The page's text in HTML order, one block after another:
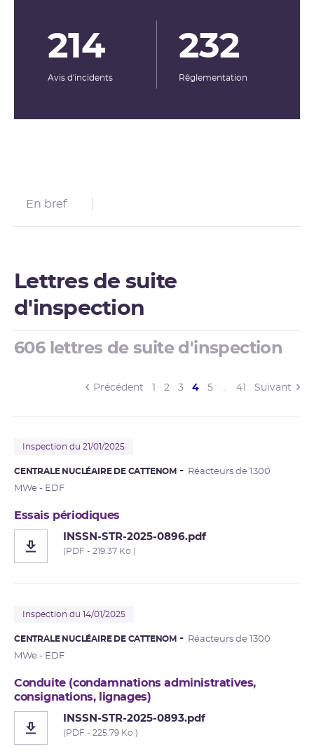
214
Avis d'incidents
232
Rêglementation
En bref
Lettres de suite
d'inspection
606 lettres de suite d'inspection
Précédent 2 3 4(current)
5 … 41 Suivant
Inspection du 21/01/2025
CENTRALE NUCLÉAIRE DE CATTENOM
Réacteurs de 1300
MWe - EDF
Essais périodiques
INSSN-STR-2025-0896.pdf
(PDF - 219.37 Ko )
Inspection du 14/01/2025
CENTRALE NUCLÉAIRE DE CATTENOM
Réacteurs de 1300
MWe - EDF
Conduite (condamnations administratives,
consignations, lignages)
INSSN-STR-2025-0893.pdf
(PDF - 225.79 Ko )